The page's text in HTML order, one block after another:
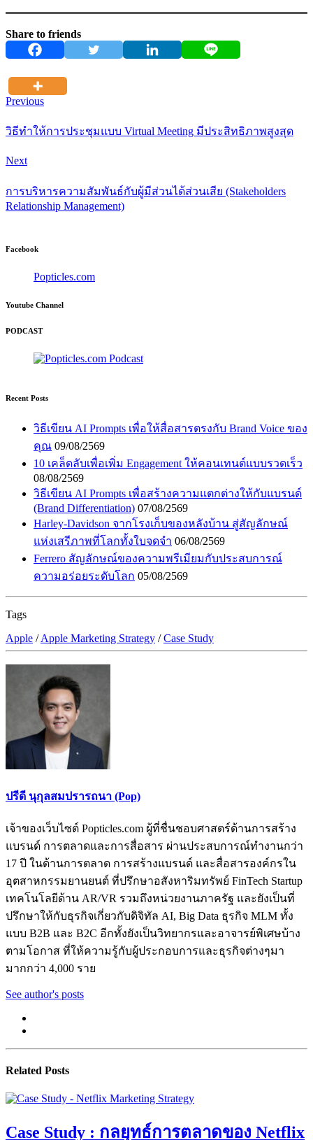
Share to friends
Previous
วิธีทำให้การประชุมแบบ Virtual Meeting มีประสิทธิภาพสูงสุด
Next
การบริหารความสัมพันธ์กับผู้มีส่วนได้ส่วนเสีย (Stakeholders
Relationship Management)
Facebook
Popticles.com
Youtube Channel
PODCAST
Recent Posts
วิธีเขียน AI Prompts เพื่อให้สื่อสารตรงกับ Brand Voice ของ
คุณ 09/08/2569
10 เคล็ดลับเพื่อเพิ่ม Engagement ให้คอนเทนต์แบบรวดเร็ว
08/08/2569
วิธีเขียน AI Prompts เพื่อสร้างความแตกต่างให้กับแบรนด์
(Brand Differentiation) 07/08/2569
Harley-Davidson จากโรงเก็บของหลังบ้าน สู่สัญลักษณ์
แห่งเสรีภาพที่โลกทั้งใบจดจำ 06/08/2569
Ferrero สัญลักษณ์ของความพรีเมียมกับประสบการณ์
ความอร่อยระดับโลก 05/08/2569
Tags
Apple /Apple Marketing Strategy /Case Study
ปรีดี นุกุลสมปรารถนา (Pop)
เจ้าของเว็บไซต์ Popticles.com ผู้ที่ชื่นชอบศาสตร์ด้านการสร้าง
แบรนด์ การตลาดและการสื่อสาร ผ่านประสบการณ์ทำงานกว่า
17 ปี ในด้านการตลาด การสร้างแบรนด์ และสื่อสารองค์กรใน
อุตสาหกรรมยานยนต์ ที่ปรึกษาอสังหาริมทรัพย์ FinTech Startup
เทคโนโลยีด้าน AR/VR รวมถึงหน่วยงานภาครัฐ และยังเป็นที่
ปรึกษาให้กับธุรกิจเกี่ยวกับดิจิทัล AI, Big Data ธุรกิจ MLM ทั้ง
แบบ B2B และ B2C อีกทั้งยังเป็นวิทยากรและอาจารย์พิเศษบ้าง
ตามโอกาส ที่ให้ความรู้กับผู้ประกอบการและธุรกิจต่างๆมา
มากกว่า 4,000 ราย
See author's posts
Related Posts
Case Study : กลยุทธ์การตลาดของ Netflix